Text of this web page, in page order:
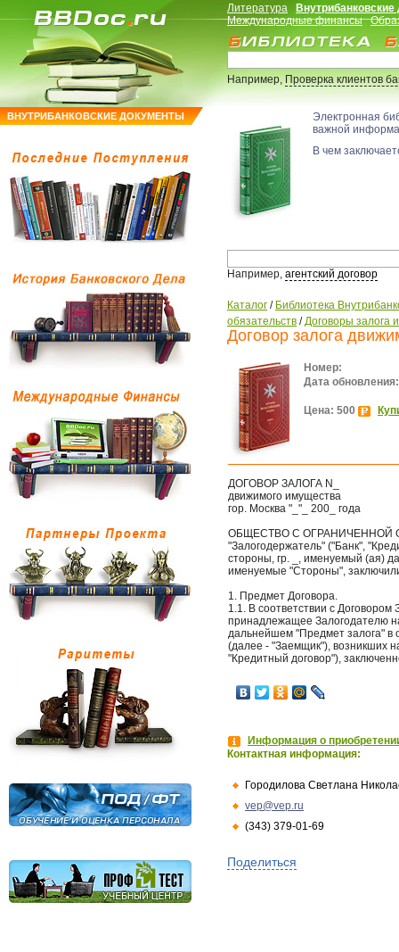
ВНУТРИБАНКОВСКИЕ ДОКУМЕНТЫ
Литература
Международные финансы
Например,Проверка клиентов
Электронная
важной
В чем
Например, агентский договор
Каталог / Библиотека
обязательств /Договоры залога
Договор залога
Номер:
Дата обновления:
Цена: 500
ДОГОВОР ЗАЛОГА N_
движимого имущества
гор. Москва "_"_ 200_ года
ОБЩЕСТВО С ОГРАНИЧЕННОЙ
"Залогодержатель" ("Банк",
стороны, гр. _, именуемый (ая)
именуемые "Стороны",
1. Предмет Договора.
1.1. В соответствии с
принадлежащее Залогодателю
дальнейшем "Предмет залога" в
(далее - "Заемщик"), возникших
"Кредитный договор"),
Информация о
Контактная информация:
Городилова Светлана
vep@vep.ru
(343) 379-01-69
Поделиться